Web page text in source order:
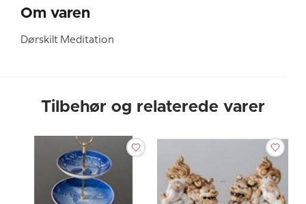
Om varen
Dørskilt Meditation
Tilbehør og relaterede varer